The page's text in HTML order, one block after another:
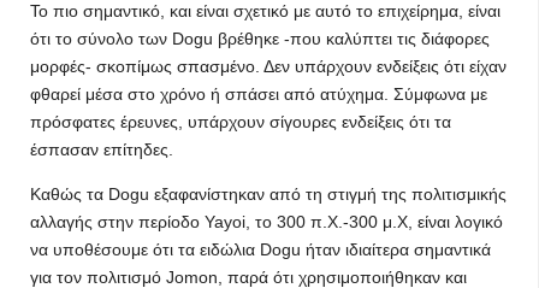
Το πιο σημαντικό, και είναι σχετικό με αυτό το επιχείρημα, είναι
ότι το σύνολο των Dogu βρέθηκε -που καλύπτει τις διάφορες
μορφές- σκοπίμως σπασμένο. Δεν υπάρχουν ενδείξεις ότι είχαν
φθαρεί μέσα στο χρόνο ή σπάσει από ατύχημα. Σύμφωνα με
πρόσφατες έρευνες, υπάρχουν σίγουρες ενδείξεις ότι τα
έσπασαν επίτηδες.
Καθώς τα Dogu εξαφανίστηκαν από τη στιγμή της πολιτισμικής
αλλαγής στην περίοδο Yayoi, το 300 π.Χ.-300 μ.Χ, είναι λογικό
να υποθέσουμε ότι τα ειδώλια Dogu ήταν ιδιαίτερα σημαντικά
για τον πολιτισμό Jomon, παρά ότι χρησιμοποιήθηκαν και